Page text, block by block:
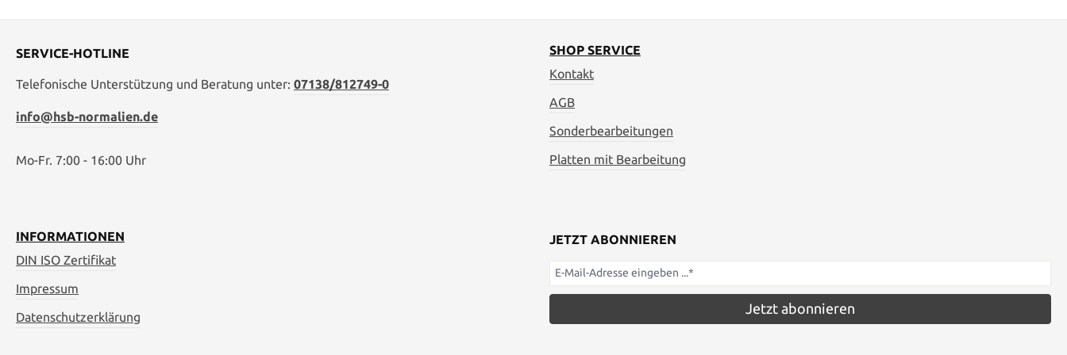
SERVICE-HOTLINE
Telefonische Unterstützung und Beratung unter: 07138/812749-0
info@hsb-normalien.de
Mo-Fr. 7:00 - 16:00 Uhr
SHOP SERVICE
Kontakt
AGB
Sonderbearbeitungen
Platten mit Bearbeitung
INFORMATIONEN
DIN ISO Zertifikat
Impressum
Datenschutzerklärung
JETZT ABONNIEREN
Jetzt abonnieren